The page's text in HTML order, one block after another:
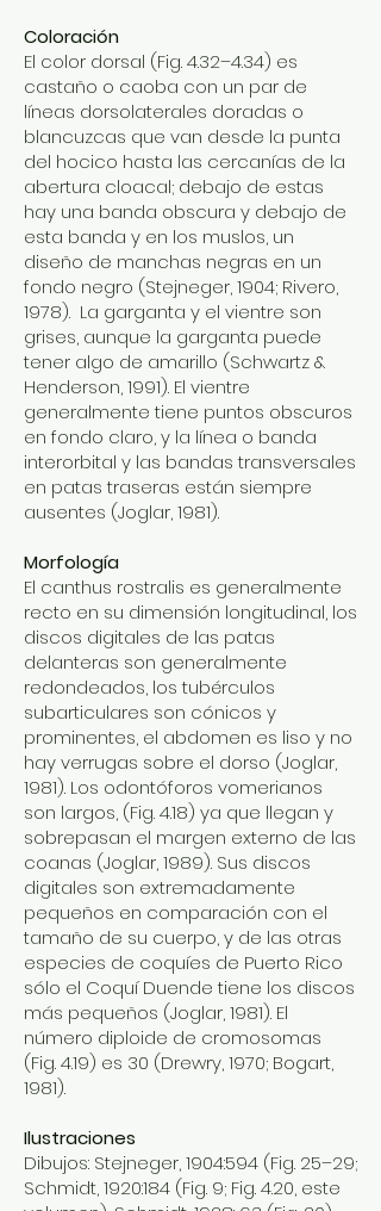
Coloración
El color dorsal (Fig. 4.32–4.34) es
castaño o caoba con un par de
líneas dorsolaterales doradas o
blancuzcas que van desde la punta
del hocico hasta las cercanías de la
abertura cloacal; debajo de estas
hay una banda obscura y debajo de
esta banda y en los muslos, un
diseño de manchas negras en un
fondo negro (Stejneger, 1904; Rivero,
1978). La garganta y el vientre son
grises, aunque la garganta puede
tener algo de amarillo (Schwartz &
Henderson, 1991). El vientre
generalmente tiene puntos obscuros
en fondo claro, y la línea o banda
interorbital y las bandas transversales
en patas traseras están siempre
ausentes (Joglar, 1981).
Morfología
El canthus rostralis es generalmente
recto en su dimensión longitudinal, los
discos digitales de las patas
delanteras son generalmente
redondeados, los tubérculos
subarticulares son cónicos y
prominentes, el abdomen es liso y no
hay verrugas sobre el dorso (Joglar,
1981). Los odontóforos vomerianos
son largos, (Fig. 4.18) ya que llegan y
sobrepasan el margen externo de las
coanas (Joglar, 1989). Sus discos
digitales son extremadamente
pequeños en comparación con el
tamaño de su cuerpo, y de las otras
especies de coquíes de Puerto Rico
sólo el Coquí Duende tiene los discos
más pequeños (Joglar, 1981). El
número diploide de cromosomas
(Fig. 4.19) es 30 (Drewry, 1970; Bogart,
1981).
Ilustraciones
Dibujos: Stejneger, 1904:594 (Fig. 25–29;
Schmidt, 1920:184 (Fig. 9; Fig. 4.20, este